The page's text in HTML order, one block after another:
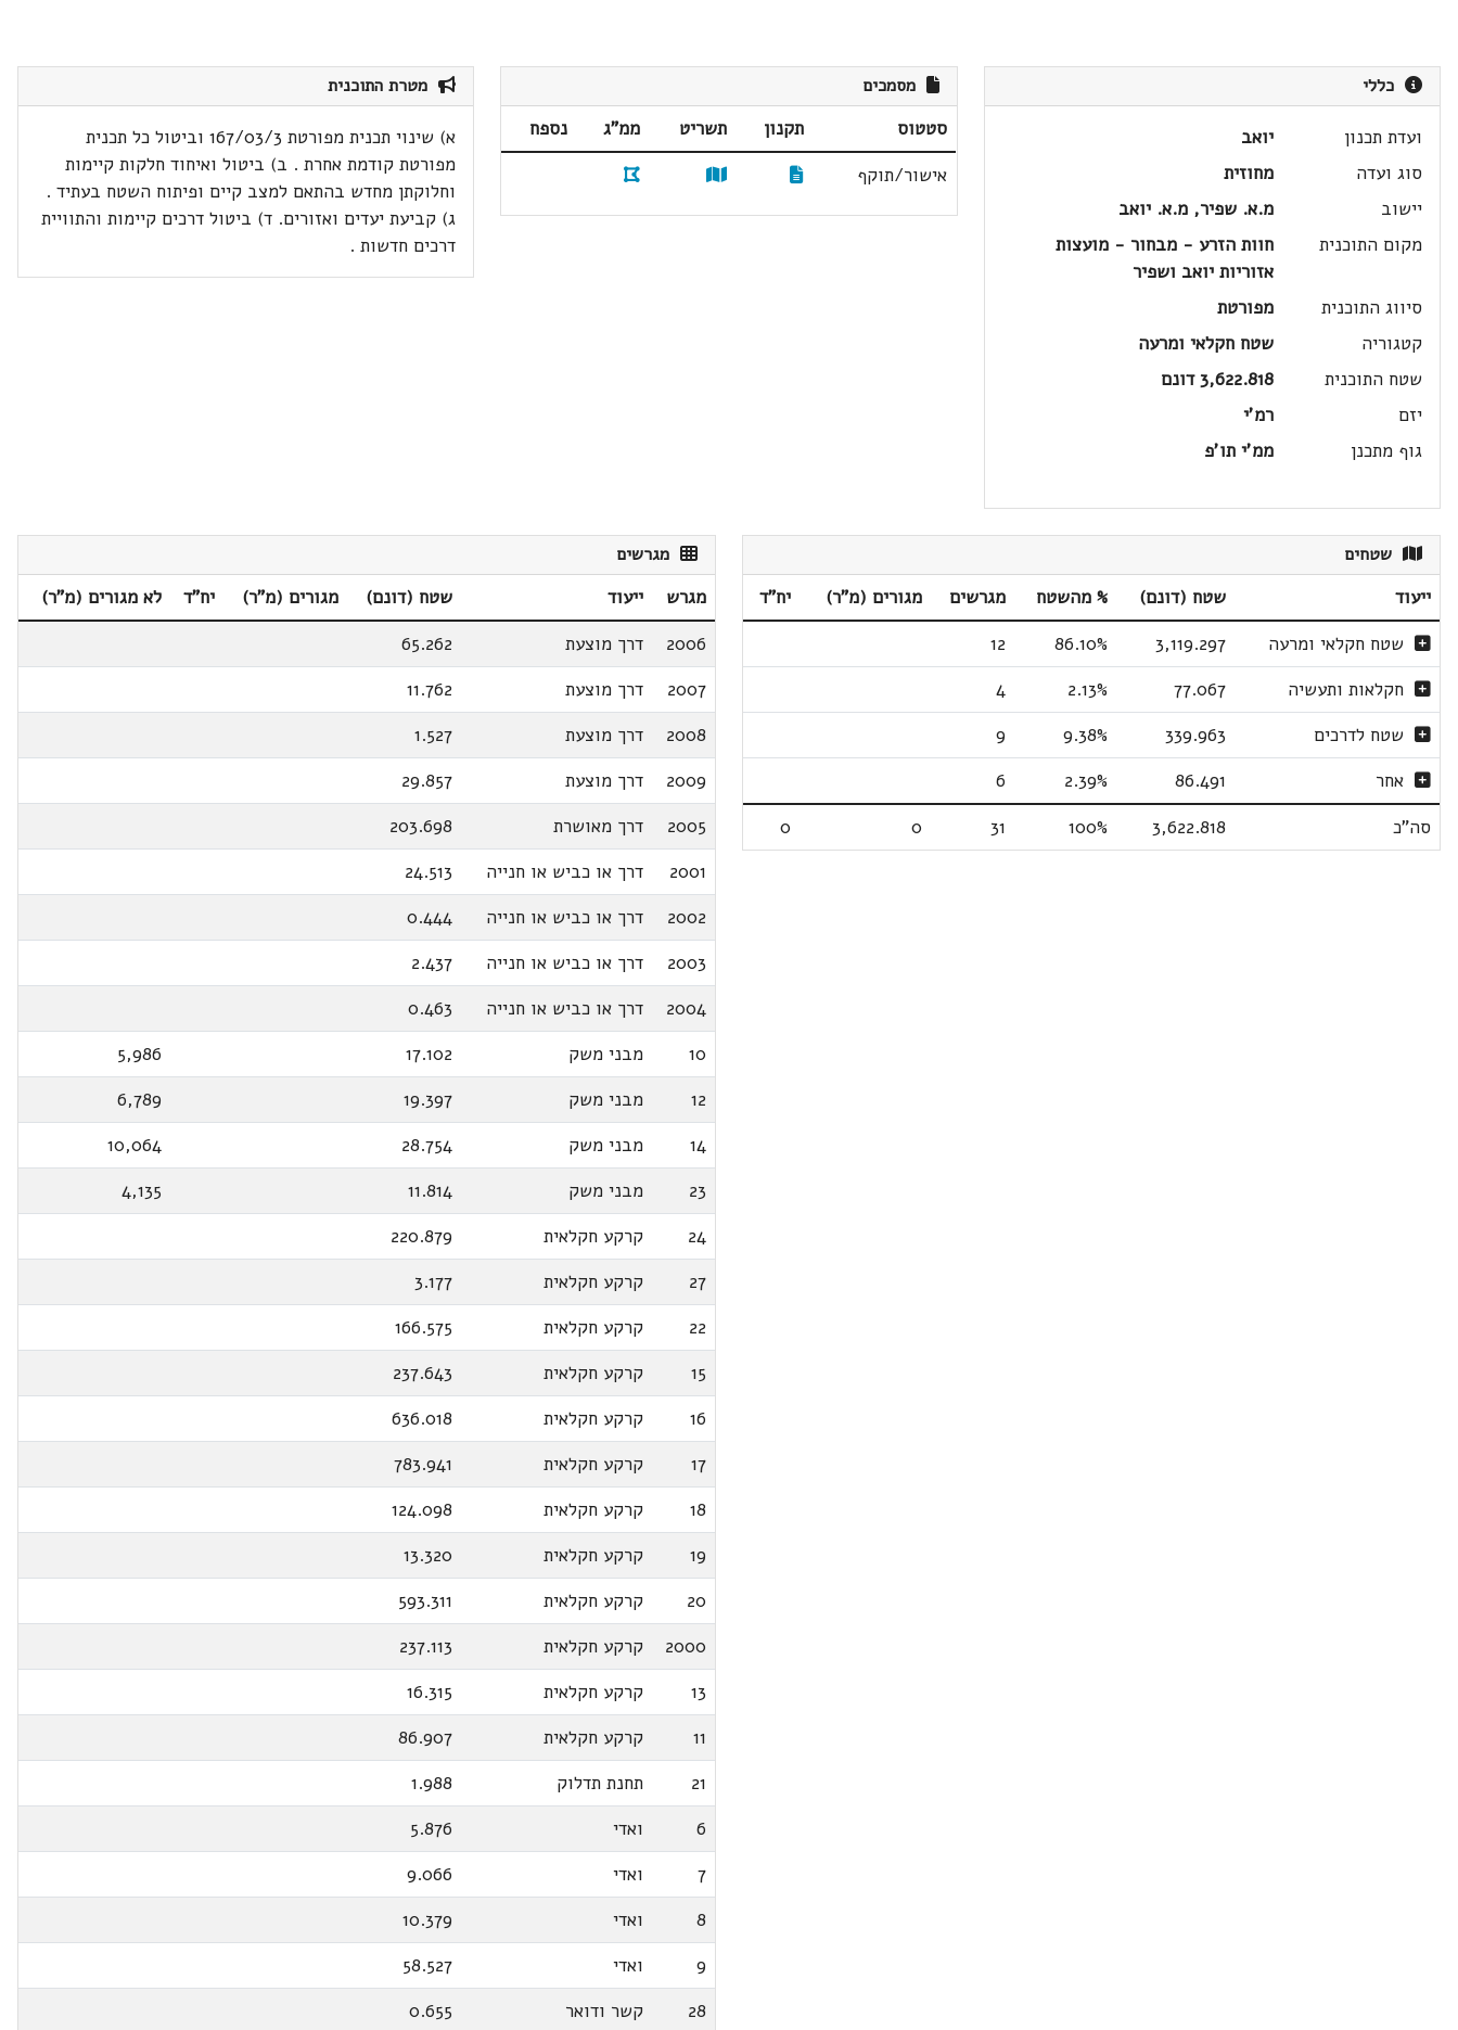
כללי
ועדת תכנון
יואב
סוג ועדה
מחוזית
יישוב
מ.א. שפיר, מ.א. יואב
מקום התוכנית
חוות הזרע - מבחור - מועצות
אזוריות יואב ושפיר
סיווג התוכנית
מפורטת
קטגוריה
שטח חקלאי ומרעה
שטח התוכנית
3,622.818 דונם
יזם
רמ'י
גוף מתכנן
ממ'י תו'פ
מסמכים
סטטוס תקנון תשריט ממ"ג
נספח
אישור/תוקף
מטרת התוכנית
א) שינוי תכנית מפורטת 167/03/3 וביטול כל תכנית
מפורטת קודמת אחרת . ב) ביטול ואיחוד חלקות קיימות
וחלוקתן מחדש בהתאם למצב קיים ופיתוח השטח בעתיד .
ג) קביעת יעדים ואזורים. ד) ביטול דרכים קיימות והתוויית
דרכים חדשות .
שטחים
ייעוד שטח (דונם) % מהשטח מגרשים מגורים (מ"ר)
יח"ד
שטח חקלאי ומרעה
3,119.297
86.10%
12
חקלאות ותעשיה
77.067
2.13%
4
שטח לדרכים
339.963
9.38%
9
אחר
86.491
2.39%
6
סה"כ
3,622.818
100%
31
0
0
מגרשים
מגרש ייעוד שטח (דונם) מגורים (מ"ר) יח"ד
לא מגורים (מ"ר)
2006
דרך מוצעת
65.262
2007
דרך מוצעת
11.762
2008
דרך מוצעת
1.527
2009
דרך מוצעת
29.857
2005
דרך מאושרת
203.698
2001
דרך או כביש או חנייה
24.513
2002
דרך או כביש או חנייה
0.444
2003
דרך או כביש או חנייה
2.437
2004
דרך או כביש או חנייה
0.463
10
מבני משק 17.102
5,986
12
מבני משק 19.397
6,789
14
מבני משק 28.754
10,064
23
מבני משק 11.814
4,135
24
קרקע חקלאית
220.879
27
קרקע חקלאית
3.177
22
קרקע חקלאית
166.575
15
קרקע חקלאית
237.643
16
קרקע חקלאית
636.018
17
קרקע חקלאית
783.941
18
קרקע חקלאית
124.098
19
קרקע חקלאית
13.320
20
קרקע חקלאית
593.311
2000
קרקע חקלאית
237.113
13
קרקע חקלאית
16.315
11
קרקע חקלאית
86.907
21
תחנת תדלוק
1.988
6
ואדי
5.876
7
ואדי
9.066
8
ואדי
10.379
9
ואדי
58.527
28
קשר ודואר 0.655